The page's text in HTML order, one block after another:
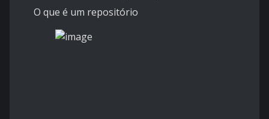
O que é um repositório